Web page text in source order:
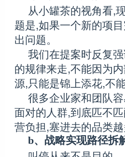
从小罐茶的视角看,
题是,如果一个新的项
出问题。
我们在提案时反复
的规律来走,不能因为
源,只能是锦上添花,不
很多企业家和团队
面对的人群,到底匹不
营负担,塞进去的品类
b、战略实现路径拆